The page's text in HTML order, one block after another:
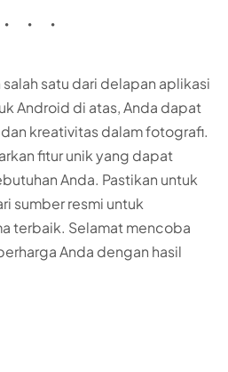
satu dari delapan aplikasi
Android di atas, Anda dapat
kreativitas dalam fotografi.
fitur unik yang dapat
Anda. Pastikan untuk
sumber resmi untuk
terbaik. Selamat mencoba
Anda dengan hasil